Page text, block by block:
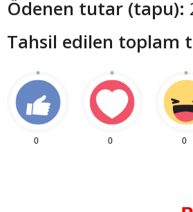
Ödenen tutar (tapu):
Tahsil edilen toplam
0 0 0